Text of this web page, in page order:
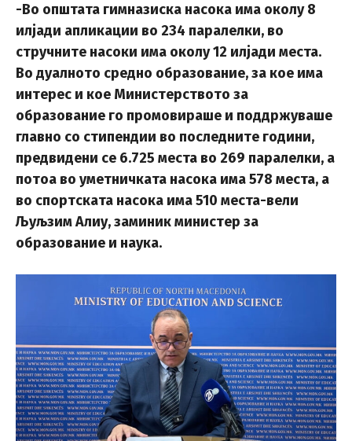
-Во општата гимназиска насока има околу 8
илјади апликации во 234 паралелки, во
стручните насоки има околу 12 илјади места.
Во дуалното средно образование, за кое има
интерес и кое Министерството за
образование го промовираше и поддржуваше
главно со стипендии во последните години,
предвидени се 6.725 места во 269 паралелки, а
потоа во уметничката насока има 578 места, а
во спортската насока има 510 места-вели
Љуљзим Алиу, заминик министер за
образование и наука.